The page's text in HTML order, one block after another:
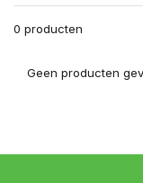
0 producten
Geen producten